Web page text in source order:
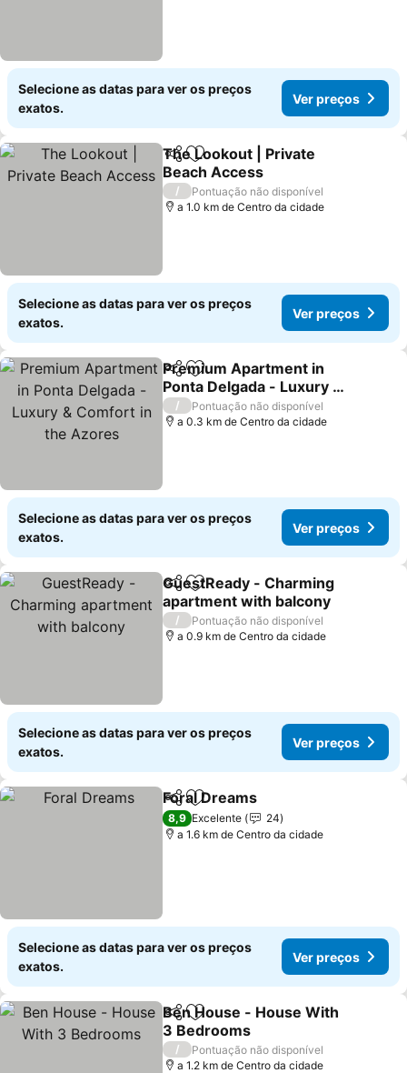
Selecione as datas para ver os preços
exatos.
Ver preços
PartilharAdicionar aos favoritos
The Lookout | Private
Beach Access
/
Pontuação não disponível
a 1.0 km de Centro da cidade
Selecione as datas para ver os preços
exatos.
Ver preços
PartilharAdicionar aos favoritos
Premium Apartment in
Ponta Delgada - Luxury &
Comfort in the Azores
/
Pontuação não disponível
a 0.3 km de Centro da cidade
Selecione as datas para ver os preços
exatos.
Ver preços
PartilharAdicionar aos favoritos
GuestReady - Charming
apartment with balcony
/
Pontuação não disponível
a 0.9 km de Centro da cidade
Selecione as datas para ver os preços
exatos.
Ver preços
PartilharAdicionar aos favoritos
Foral Dreams
8,9 Excelente
24
a 1.6 km de Centro da cidade
Selecione as datas para ver os preços
exatos.
Ver preços
PartilharAdicionar aos favoritos
Ben House - House With
3 Bedrooms
/
Pontuação não disponível
a 1.2 km de Centro da cidade